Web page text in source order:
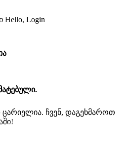
Hello, Login
ცარიელია. ჩვენ, დაგეხმაროთ